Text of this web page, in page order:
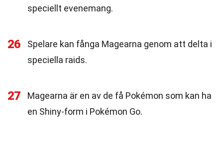
speciellt evenemang.
26
Spelare kan fånga Magearna genom att delta i
speciella raids.
27
Magearna är en av de få Pokémon som kan ha
en Shiny-form i Pokémon Go.